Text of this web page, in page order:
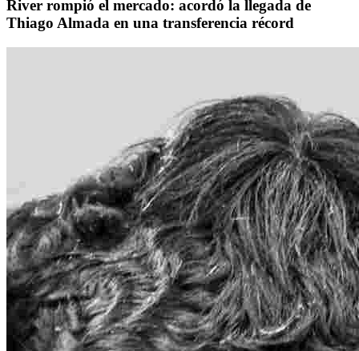
River rompió el mercado: acordó la llegada de
Thiago Almada en una transferencia récord